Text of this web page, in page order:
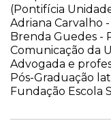
(Pontifícia
Adriana Carvalho
Brenda Guedes -
Comunicação da
Advogada e
Pós-Graduação
Fundação Escola